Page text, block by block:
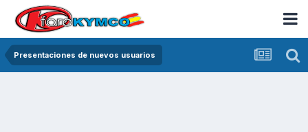
Presentaciones de nuevos usuarios